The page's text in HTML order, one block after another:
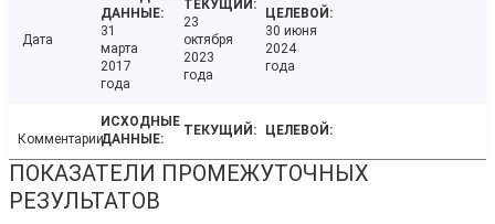
Дата
31
марта
2017
года
23
октября
2023
года
30 июня
2024
года
Комментарии
ПОКАЗАТЕЛИ ПРОМЕЖУТОЧНЫХ
РЕЗУЛЬТАТОВ